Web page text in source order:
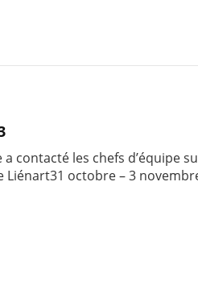
contacté les chefs d’équipe
octobre – 3